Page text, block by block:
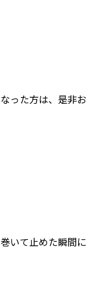
った方は、是非お
いて止めた瞬間に